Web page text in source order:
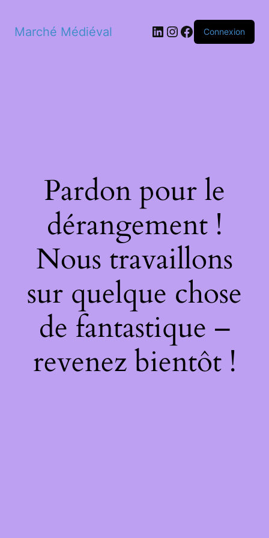
Marché Médiéval LinkedIn
Instagram
Facebook
Connexion
Pardon pour le
dérangement !
Nous travaillons
sur quelque chose
de fantastique –
revenez bientôt !